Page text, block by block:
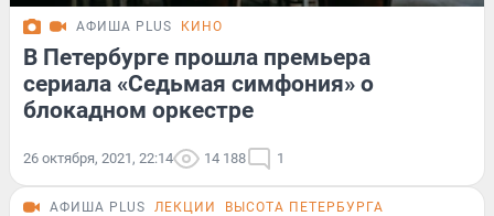
АФИША PLUS КИНО
В Петербурге прошла премьера
сериала «Седьмая симфония» о
блокадном оркестре
26 октября, 2021, 22:14 14 188 1
АФИША PLUS ЛЕКЦИИ ВЫСОТА ПЕТЕРБУРГА